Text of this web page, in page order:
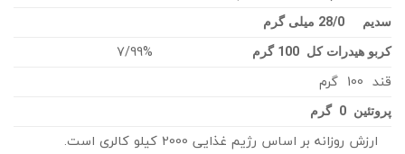
سدیم 28/0 میلی گرم
کربو هیدرات کل 100 گرم
7/99%
قند 100 گرم
پروتئین 0 گرم
ارزش روزانه بر اساس رژیم غذایی 2000 کیلو کالری است.